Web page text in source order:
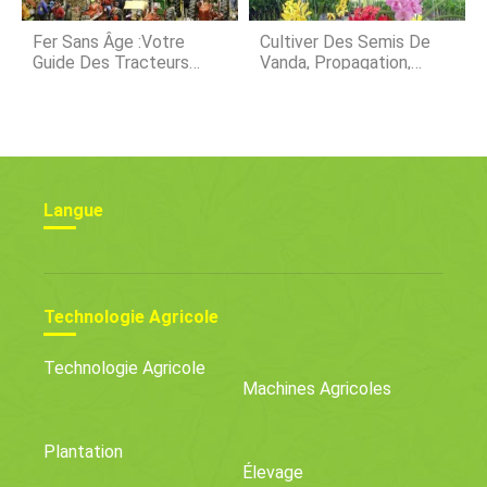
Fer Sans Âge :votre
Guide Des Tracteurs
Cultiver Des Semis De
Vanda, Propagation,
Langue
Technologie Agricole
Technologie Agricole
Machines Agricoles
Plantation
Élevage